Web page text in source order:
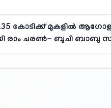
കോടിക്ക് മുകളിൽ
രാം ചരൺ- ബുചി ബാബു സന